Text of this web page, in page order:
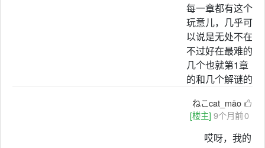
每一章都有这个
玩意儿，几乎可
以说是无处不在
不过好在最难的
几个也就第1章
的和几个解谜的
ねこcat_māo
[楼主] 9个月前0
哎呀，我的